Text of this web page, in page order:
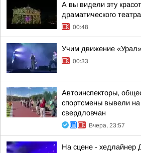
А вы видели эту
драматического
00:48
Учим движение
00:33
Автоинспекторы,
спортсмены вывели
свердловчан
Вчера, 23:57
На сцене - хедлайнер